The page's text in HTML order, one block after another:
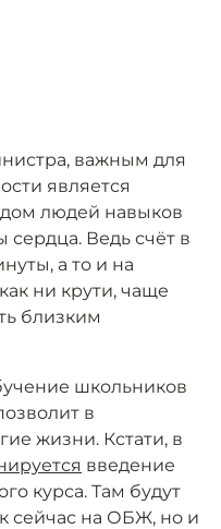
важным для
является
людей навыков
Ведь счёт в
а то и на
ни крути, чаще
близким
школьников
в
жизни. Кстати, в
введение
курса. Там будут
сейчас на ОБЖ, но и